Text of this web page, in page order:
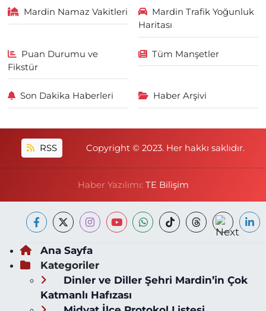
Mardin Namaz Vakitleri
Mardin Trafik Yoğunluk
Haritası
Puan Durumu ve
Fikstür
Tüm Manşetler
Son Dakika Haberleri Haber Arşivi
RSS Copyright © 2023. Her hakkı saklıdır.
Haber Yazılımı: TE Bilişim
Ana Sayfa
Kategoriler
Dinler ve Diller Şehri Mardin’in Çok
Katmanlı Hafızası